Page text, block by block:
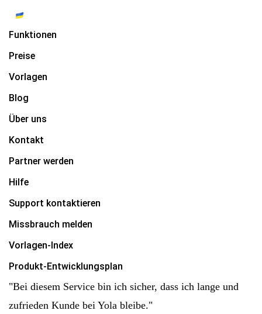
Funktionen
Preise
Vorlagen
Blog
Über uns
Kontakt
Partner werden
Hilfe
Support kontaktieren
Missbrauch melden
Vorlagen-Index
Produkt-Entwicklungsplan
"Bei diesem Service bin ich sicher, dass ich lange und
zufrieden Kunde bei Yola bleibe."